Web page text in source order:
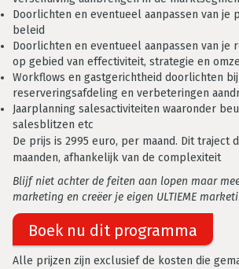
Doorlichten en eventueel aanpassen van je
beleid
Doorlichten en eventueel aanpassen van je
op gebied van effectiviteit, strategie en
Workflows en gastgerichtheid doorlichten bij
reserveringsafdeling en verbeteringen
Jaarplanning salesactiviteiten waaronder
salesblitzen etc
De prijs is 2995 euro, per maand. Dit traject
maanden, afhankelijk van de complexiteit
Blijf niet achter de feiten aan lopen maar
marketing en creëer je eigen ULTIEME
Boek nu dit programma
Alle prijzen zijn exclusief de kosten die